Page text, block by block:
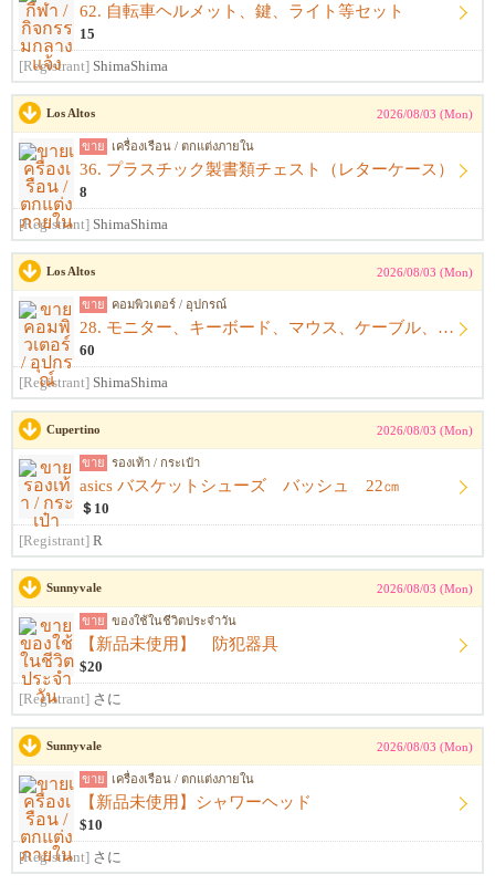
62. 自転車ヘルメット、鍵、ライト等セット
15
[Registrant] ShimaShima
Los Altos 2026/08/03 (Mon)
ขาย เครื่องเรือน / ตกแต่งภายใน
36. プラスチック製書類チェスト（レターケース）
8
[Registrant] ShimaShima
Los Altos 2026/08/03 (Mon)
ขาย คอมพิวเตอร์ / อุปกรณ์
28. モニター、キーボード、マウス、ケーブル、アームレスト一式
60
[Registrant] ShimaShima
Cupertino 2026/08/03 (Mon)
ขาย รองเท้า / กระเป๋า
asics バスケットシューズ バッシュ 22㎝
＄10
[Registrant] R
Sunnyvale 2026/08/03 (Mon)
ขาย ของใช้ในชีวิตประจำวัน
【新品未使用】 防犯器具
$20
[Registrant] さに
Sunnyvale 2026/08/03 (Mon)
ขาย เครื่องเรือน / ตกแต่งภายใน
【新品未使用】シャワーヘッド
$10
[Registrant] さに